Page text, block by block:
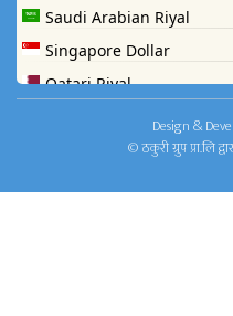
Design &
© ठकुरी ग्रुप प्रा.लि